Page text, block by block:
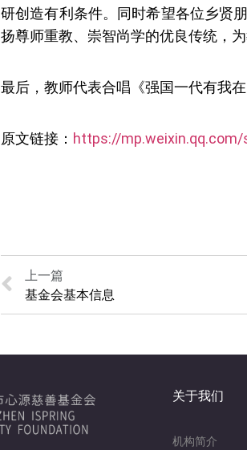
研创造有利条件。同时希望各位乡贤
扬尊师重教、崇智尚学的优良传统，
最后，教师代表合唱《强国一代有我
原文链接： https://
上一篇
基金会基本信息
关于我们
机构简介